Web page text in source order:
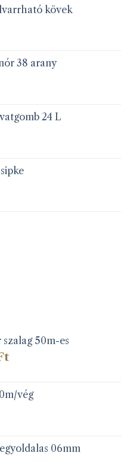
kövek
38 arany
24 L
50m-es
Ártartomány:
279 Ft
vég
06mm